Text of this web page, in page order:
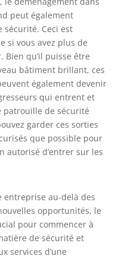
peut également
sécurité. Ceci est
si vous avez plus de
Bien qu’il puisse être
bâtiment brillant, ces
également devenir
qui entrent et
patrouille de sécurité
garder ces sorties
que possible pour
autorisé d’entrer sur les
entreprise au-delà des
opportunités, le
pour commencer à
de sécurité et
services d’une